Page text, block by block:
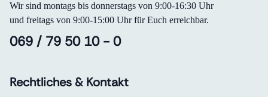
Wir sind montags bis donnerstags von 9:00-16:30 Uhr
und freitags von 9:00-15:00 Uhr für Euch erreichbar.
069 / 79 50 10 - 0
Rechtliches & Kontakt